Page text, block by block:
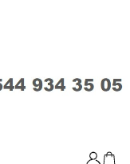
Giriş